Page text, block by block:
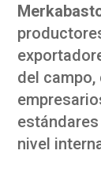
del
nivel